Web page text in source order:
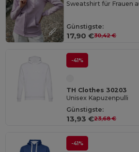
Günstigste:
17,90 €30,42 €
-41%
TH Clothes 30203
Unisex Kapuzenpulli
Günstigste:
13,93 €23,68 €
-41%